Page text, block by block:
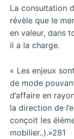
La consultation
révèle que le
en valeur, dans
il a la charge.
« Les enjeux
de mode
d’affaire en
la direction de
conçoit les
mobilier..).»281